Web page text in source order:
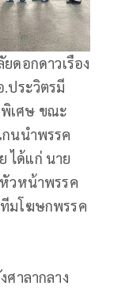
ดอกดาวเรือง
ประวิตรมี
เศษ ขณะ
กนนำพรรค
ได้แก่ นาย
วหน้าพรรค
มโฆษกพรรค
ศาลากลาง